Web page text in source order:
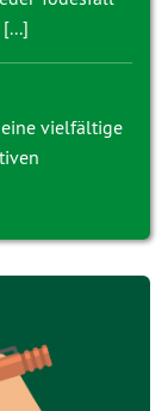
vielfältige